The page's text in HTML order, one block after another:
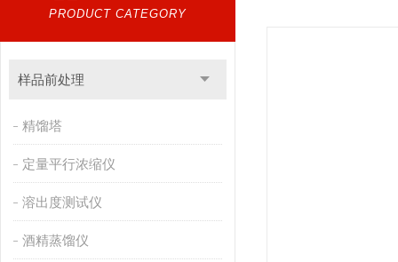
PRODUCT CATEGORY
样品前处理
精馏塔
定量平行浓缩仪
溶出度测试仪
酒精蒸馏仪